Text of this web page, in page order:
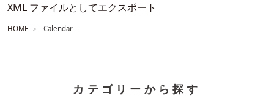
XML ファイルとしてエクスポート
HOME Calendar
カテゴリーから探す